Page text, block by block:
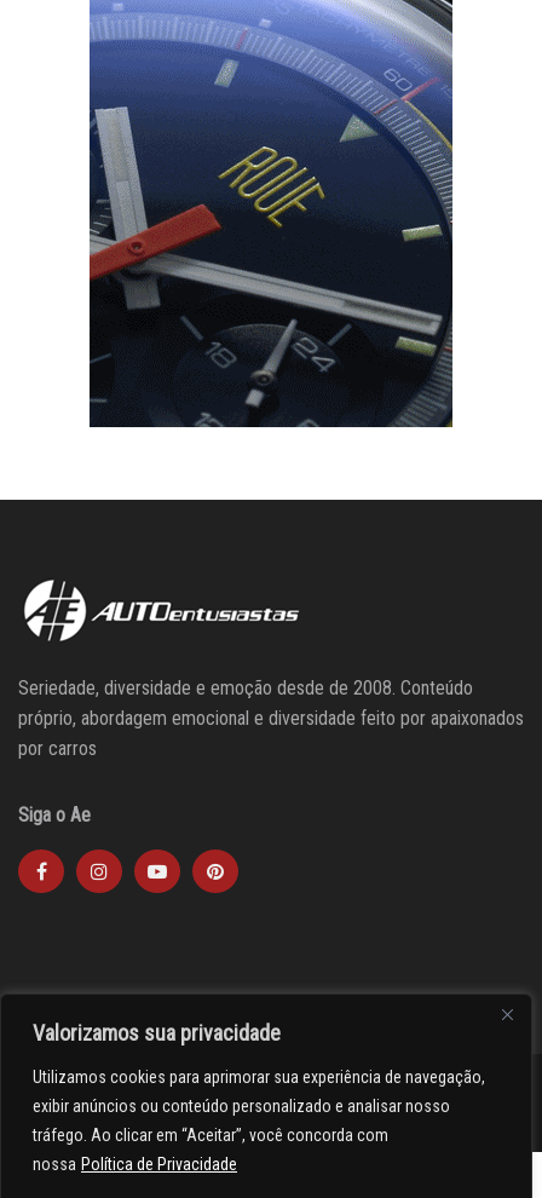
Valorizamos sua privacidade
Utilizamos cookies para aprimorar sua experiência de navegação,
exibir anúncios ou conteúdo personalizado e analisar nosso
tráfego. Ao clicar em “Aceitar”, você concorda com
nossa Política de Privacidade
Seriedade, diversidade e emoção desde de 2008. Conteúdo
próprio, abordagem emocional e diversidade feito por apaixonados
por carros
Siga o Ae
><(((º> 17